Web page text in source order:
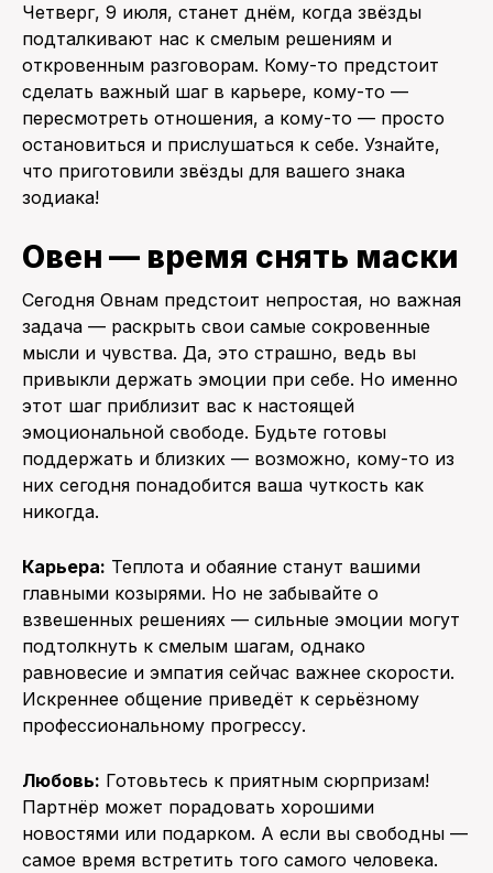
Четверг, 9 июля, станет днём, когда звёзды
подталкивают нас к смелым решениям и
откровенным разговорам. Кому-то предстоит
сделать важный шаг в карьере, кому-то —
пересмотреть отношения, а кому-то — просто
остановиться и прислушаться к себе. Узнайте,
что приготовили звёзды для вашего знака
зодиака!
Овен — время снять маски
Сегодня Овнам предстоит непростая, но важная
задача — раскрыть свои самые сокровенные
мысли и чувства. Да, это страшно, ведь вы
привыкли держать эмоции при себе. Но именно
этот шаг приблизит вас к настоящей
эмоциональной свободе. Будьте готовы
поддержать и близких — возможно, кому-то из
них сегодня понадобится ваша чуткость как
никогда.
Карьера: Теплота и обаяние станут вашими
главными козырями. Но не забывайте о
взвешенных решениях — сильные эмоции могут
подтолкнуть к смелым шагам, однако
равновесие и эмпатия сейчас важнее скорости.
Искреннее общение приведёт к серьёзному
профессиональному прогрессу.
Любовь: Готовьтесь к приятным сюрпризам!
Партнёр может порадовать хорошими
новостями или подарком. А если вы свободны —
самое время встретить того самого человека.